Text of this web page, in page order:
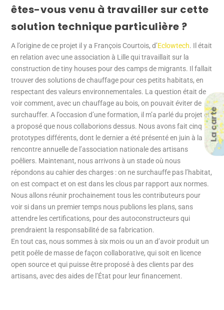
La carte
êtes-vous venu à travailler sur cette
solution technique particulière ?
A l’origine de ce projet il y a François Courtois, d’Eclowtech. Il était
en relation avec une association à Lille qui travaillait sur la
construction de tiny houses pour des camps de migrants. Il fallait
trouver des solutions de chauffage pour ces petits habitats, en
respectant des valeurs environnementales. La question était de
voir comment, avec un chauffage au bois, on pouvait éviter de
surchauffer. A l’occasion d’une formation, il m’a parlé du projet et
a proposé que nous collaborions dessus. Nous avons fait cinq
prototypes différents, dont le dernier a été présenté en juin à la
rencontre annuelle de l’association nationale des artisans
poêliers. Maintenant, nous arrivons à un stade où nous
répondons au cahier des charges : on ne surchauffe pas l’habitat,
on est compact et on est dans les clous par rapport aux normes.
Nous allons réunir prochainement tous les contributeurs pour
voir si dans un premier temps nous publions les plans, sans
attendre les certifications, pour des autoconstructeurs qui
prendraient la responsabilité de sa fabrication.
En tout cas, nous sommes à six mois ou un an d’avoir produit un
petit poêle de masse de façon collaborative, qui soit en licence
open source et qui puisse être proposé à des clients par des
artisans, avec des aides de l’État pour leur financement.